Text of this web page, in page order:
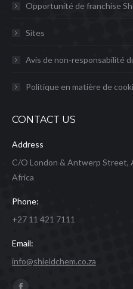
Opportunité de franchise
Sites
Avis de non-responsabilité
Politique en matière de
CONTACT US
Address
C/O London & Antwerp Street,
Africa
Phone:
+27 11 421 7111
Email:
info@shieldchem.co.za
Trouvez nous sur :